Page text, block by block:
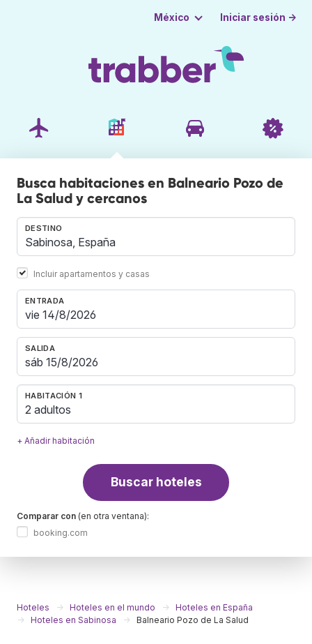
México Iniciar sesión →
Busca habitaciones en Balneario Pozo de
La Salud y cercanos
DESTINO
Incluir apartamentos y casas
ENTRADA
SALIDA
HABITACIÓN 1
2 adultos
+ Añadir habitación
Buscar hoteles
Comparar con (en otra ventana):
booking.com
Hoteles Hoteles en el mundo
Hoteles en España
Hoteles en Sabinosa
Balneario Pozo de La Salud